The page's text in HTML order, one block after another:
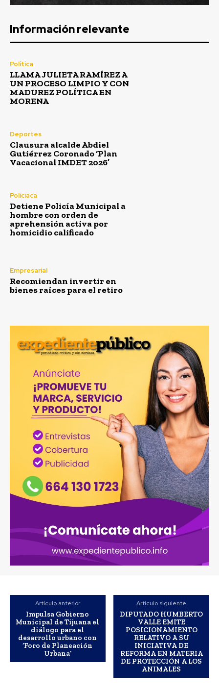
Información relevante
Política
LLAMA JULIETA RAMÍREZ A
UN PROCESO LIMPIO Y CON
MADUREZ POLÍTICA EN
MORENA
Deportes
Clausura alcalde Abdiel
Gutiérrez Coronado ‘Plan
Vacacional IMDET 2026’
Policiaca
Detiene Policía Municipal a
hombre con orden de
aprehensión activa por
homicidio calificado
Empresarial
Recomiendan invertir en
bienes raíces para el retiro
Artículo anterior
Impulsa Gobierno
Municipal de Tijuana el
diálogo para el
desarrollo urbano con
‘Foro de Planeación
Urbana’
Artículo siguiente
DIPUTADO HUMBERTO
VALLE EMITE
POSICIONAMIENTO
RELATIVO A SU
INICIATIVA DE
REFORMA EN MATERIA
DE PROTECCIÓN A LOS
ANIMALES